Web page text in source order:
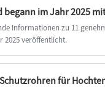
Informationen zu 11
2025 veröffentlicht.
für